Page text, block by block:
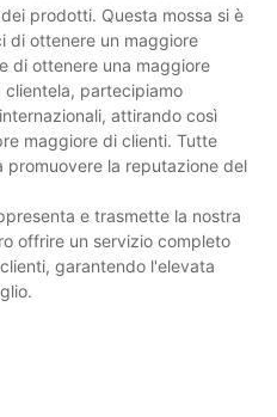
prodotti. Questa mossa si è
di ottenere un maggiore
di ottenere una maggiore
clientela, partecipiamo
attirando così
maggiore di clienti. Tutte
promuovere la reputazione del
e trasmette la nostra
offrire un servizio completo
garantendo l'elevata